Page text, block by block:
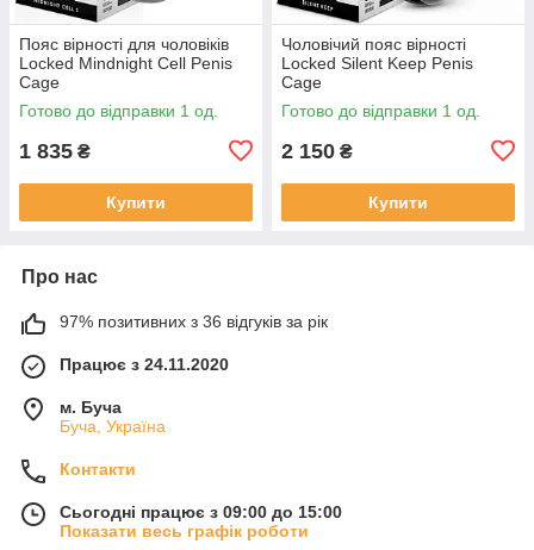
Пояс вірності для чоловіків
Locked Mindnight Cell Penis
Cage
Готово до відправки 1 од.
1 835 ₴
Купити
Чоловічий пояс вірності
Locked Silent Keep Penis
Cage
Готово до відправки 1 од.
2 150 ₴
Купити
Про нас
97% позитивних з 36 відгуків за рік
Працює з 24.11.2020
м. Буча
Буча, Україна
Контакти
Сьогодні працює з 09:00 до 15:00
Показати весь графік роботи